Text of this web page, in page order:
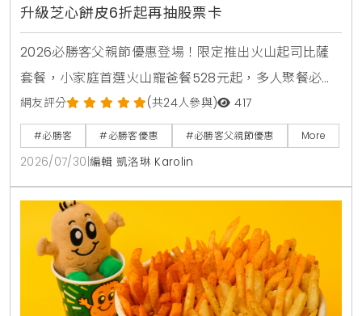
升級芝心餅皮6折起再抽股票卡
2026必勝客父親節優惠登場！限定推出火山起司比薩
套餐，小家庭首選火山寵爸餐528元起，多人聚餐必備
火山芝心爸發餐888元起享雙大比薩。快閃6天爸氣開
吃餐外帶買大送大，升級芝心餅皮享6折優惠。PK APP
訂購省暑了小套餐只要399元起，再抽3萬元股票禮品
卡與威秀電影票，單點火山比薩享半價優惠。
網友評分 (共24人參與) 417
#必勝客 #必勝客優惠 #必勝客父親節優惠 More
2026/07/30 編輯 凱洛琳 Karolin